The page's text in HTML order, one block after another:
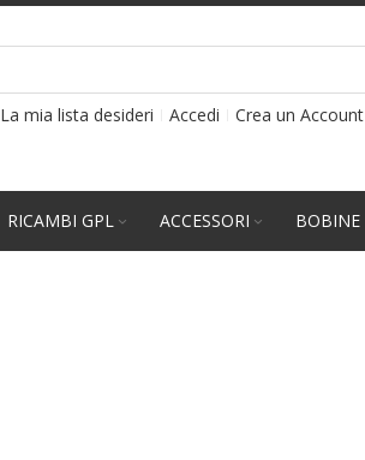
La mia lista desideri Accedi Crea un Account
RICAMBI GPL ACCESSORI BOBINE